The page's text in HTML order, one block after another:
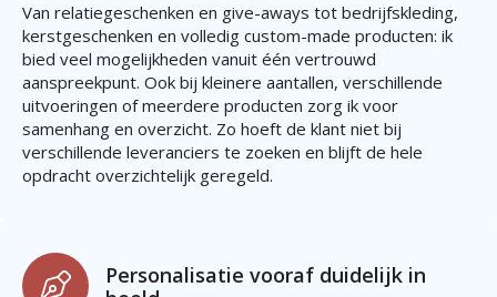
Van relatiegeschenken en give-aways tot bedrijfskleding,
kerstgeschenken en volledig custom-made producten: ik
bied veel mogelijkheden vanuit één vertrouwd
aanspreekpunt. Ook bij kleinere aantallen, verschillende
uitvoeringen of meerdere producten zorg ik voor
samenhang en overzicht. Zo hoeft de klant niet bij
verschillende leveranciers te zoeken en blijft de hele
opdracht overzichtelijk geregeld.
Personalisatie vooraf duidelijk in